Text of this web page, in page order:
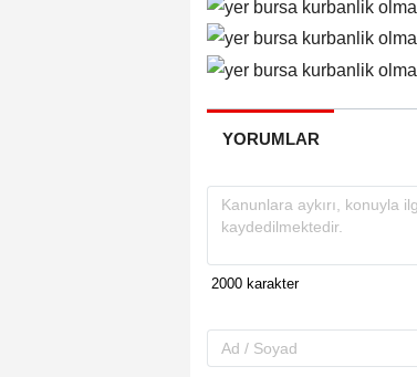
YORUMLAR